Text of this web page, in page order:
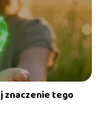
znaczenie tego